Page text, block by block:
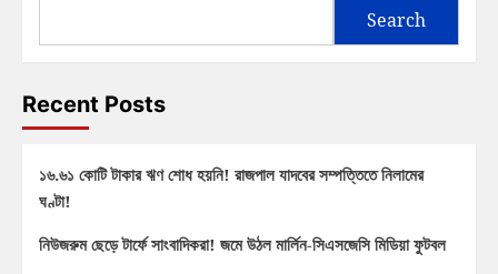
Search
Recent Posts
১৬.৬১ কোটি টাকার ঋণ শোধ হয়নি! রাজপাল যাদবের সম্পত্তিতে নিলামের
ঘণ্টা!
নিউজরুম ছেড়ে টার্ফে সাংবাদিকরা! জমে উঠল মার্লিন-সিএসজেসি মিডিয়া ফুটবল